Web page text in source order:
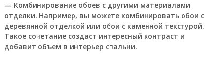
— Комбинирование обоев с другими материалами
отделки. Например, вы можете комбинировать обои с
деревянной отделкой или обои с каменной текстурой.
Такое сочетание создаст интересный контраст и
добавит объем в интерьер спальни.